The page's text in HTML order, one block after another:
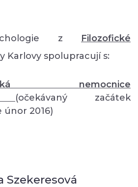
z Filozofické
Karlovy spolupracují s:
nemocnice
(očekávaný začátek
únor 2016)
Szekeresová